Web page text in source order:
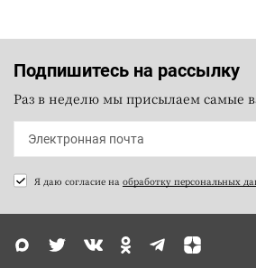
Подпишитесь на рассылку
Раз в неделю мы присылаем самые
Я даю согласие на обработку персональных